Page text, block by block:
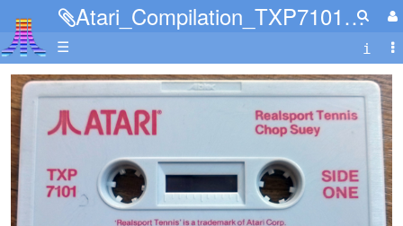
Atari_Compilation_TXP7101_Cass.jpg
☰